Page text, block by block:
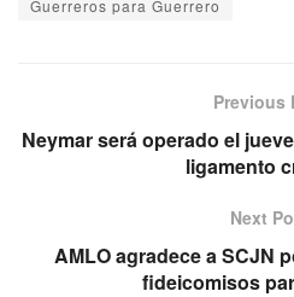
Guerreros para Guerrero
Previous
Neymar será operado el
ligamento
Next
AMLO agradece a SCJN
fideicomisos